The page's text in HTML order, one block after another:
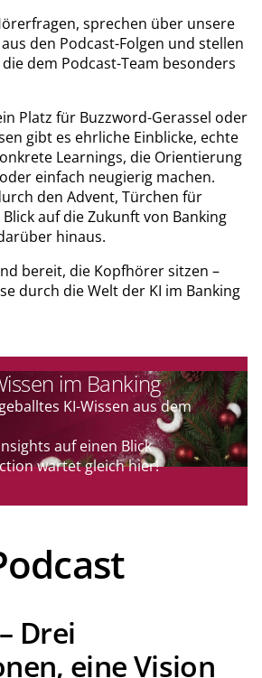
sprechen über unsere
den Podcast-Folgen und stellen
dem Podcast-Team besonders
Platz für Buzzword-Gerassel oder
gibt es ehrliche Einblicke, echte
Learnings, die Orientierung
einfach neugierig machen.
den Advent, Türchen für
auf die Zukunft von Banking
hinaus.
bereit, die Kopfhörer sitzen –
durch die Welt der KI im Banking
im Banking
KI-Wissen aus dem
auf einen Blick
wartet gleich hier!
Drei
eine Vision